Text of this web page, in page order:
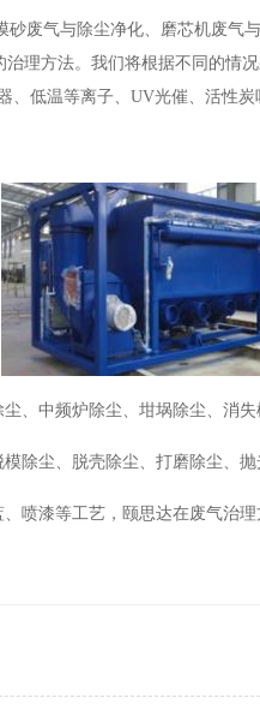
废气与除尘净化、磨芯机废气
理方法。我们将根据不同的情
、低温等离子、UV光催、活性
、中频炉除尘、坩埚除尘、消失
除尘、脱壳除尘、打磨除尘、抛
喷漆等工艺，颐思达在废气治